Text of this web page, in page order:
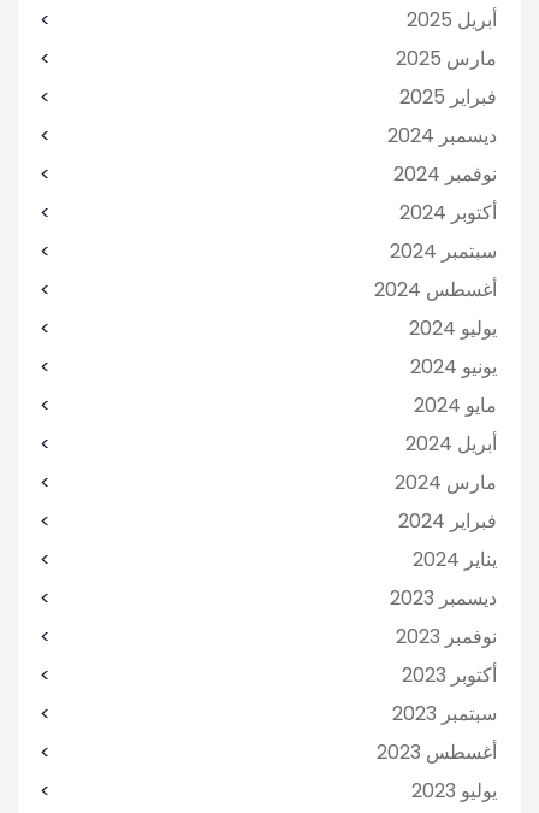
أبريل 2025
مارس 2025
فبراير 2025
ديسمبر 2024
نوفمبر 2024
أكتوبر 2024
سبتمبر 2024
أغسطس 2024
يوليو 2024
يونيو 2024
مايو 2024
أبريل 2024
مارس 2024
فبراير 2024
يناير 2024
ديسمبر 2023
نوفمبر 2023
أكتوبر 2023
سبتمبر 2023
أغسطس 2023
يوليو 2023